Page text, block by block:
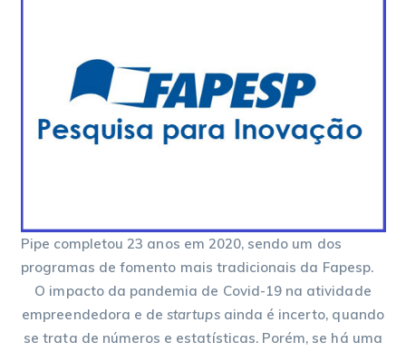
Pipe completou 23 anos em 2020, sendo um dos
programas de fomento mais tradicionais da Fapesp.
O impacto da pandemia de Covid-19 na atividade
empreendedora e destartupsainda é incerto, quando
se trata de números e estatísticas. Porém, se há uma